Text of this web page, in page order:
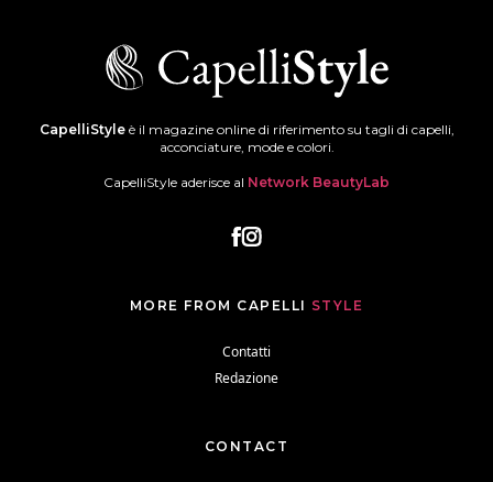
CapelliStyleè il magazine online di riferimento su tagli di capelli,
acconciature, mode e colori.
CapelliStyle aderisce al Network BeautyLab
MORE FROM CAPELLI STYLE
Contatti
Redazione
CONTACT